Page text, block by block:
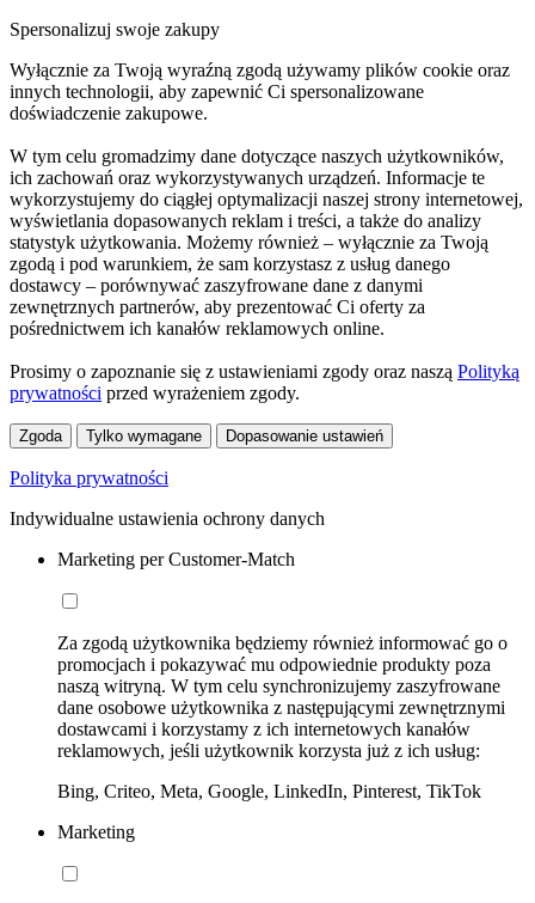
Spersonalizuj swoje zakupy
Wyłącznie za Twoją wyraźną zgodą używamy plików cookie oraz
innych technologii, aby zapewnić Ci spersonalizowane
doświadczenie zakupowe.
W tym celu gromadzimy dane dotyczące naszych użytkowników,
ich zachowań oraz wykorzystywanych urządzeń. Informacje te
wykorzystujemy do ciągłej optymalizacji naszej strony internetowej,
wyświetlania dopasowanych reklam i treści, a także do analizy
statystyk użytkowania. Możemy również – wyłącznie za Twoją
zgodą i pod warunkiem, że sam korzystasz z usług danego
dostawcy – porównywać zaszyfrowane dane z danymi
zewnętrznych partnerów, aby prezentować Ci oferty za
pośrednictwem ich kanałów reklamowych online.
Prosimy o zapoznanie się z ustawieniami zgody oraz naszą Polityką
prywatności przed wyrażeniem zgody.
Zgoda Tylko wymagane Dopasowanie ustawień
Polityka prywatności
Indywidualne ustawienia ochrony danych
Marketing per Customer-Match
Za zgodą użytkownika będziemy również informować go o
promocjach i pokazywać mu odpowiednie produkty poza
naszą witryną. W tym celu synchronizujemy zaszyfrowane
dane osobowe użytkownika z następującymi zewnętrznymi
dostawcami i korzystamy z ich internetowych kanałów
reklamowych, jeśli użytkownik korzysta już z ich usług:
Bing, Criteo, Meta, Google, LinkedIn, Pinterest, TikTok
Marketing